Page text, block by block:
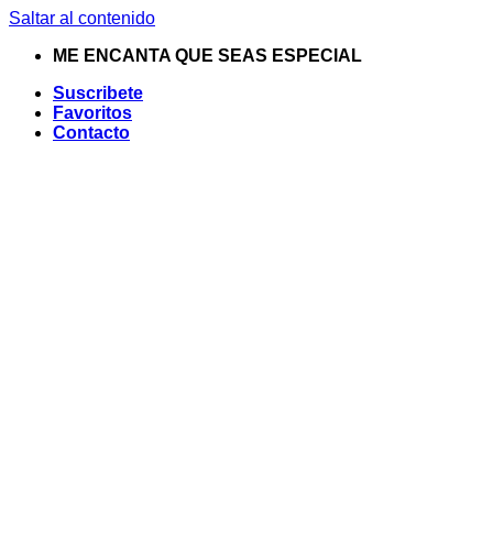
Saltar al contenido
ME ENCANTA QUE SEAS ESPECIAL
Suscribete
Favoritos
Contacto